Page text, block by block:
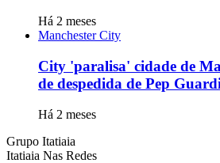
Há 2 meses
Manchester City
City 'paralisa' cidade de
de despedida de Pep
Há 2 meses
Grupo Itatiaia
Itatiaia Nas Redes